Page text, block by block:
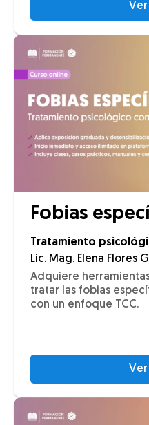
Fobias
Tratamiento
Lic. Mag. Elena Flores
Adquiere
tratar las fobias
con un enfoque TCC.